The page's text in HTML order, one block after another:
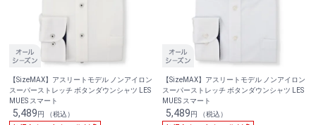
【SizeMAX】アスリートモデル ノンアイロン
スーパーストレッチ ボタンダウンシャツ LES
MUES スマート
5,489円 （税込）
【SizeMAX】アスリートモデル ノンアイロン
スーパーストレッチ ボタンダウンシャツ LES
MUES スマート
5,489円 （税込）